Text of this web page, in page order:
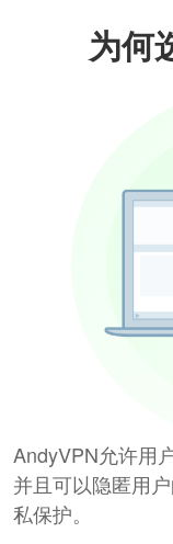
为何
AndyVPN允许用
并且可以隐匿用
私保护。